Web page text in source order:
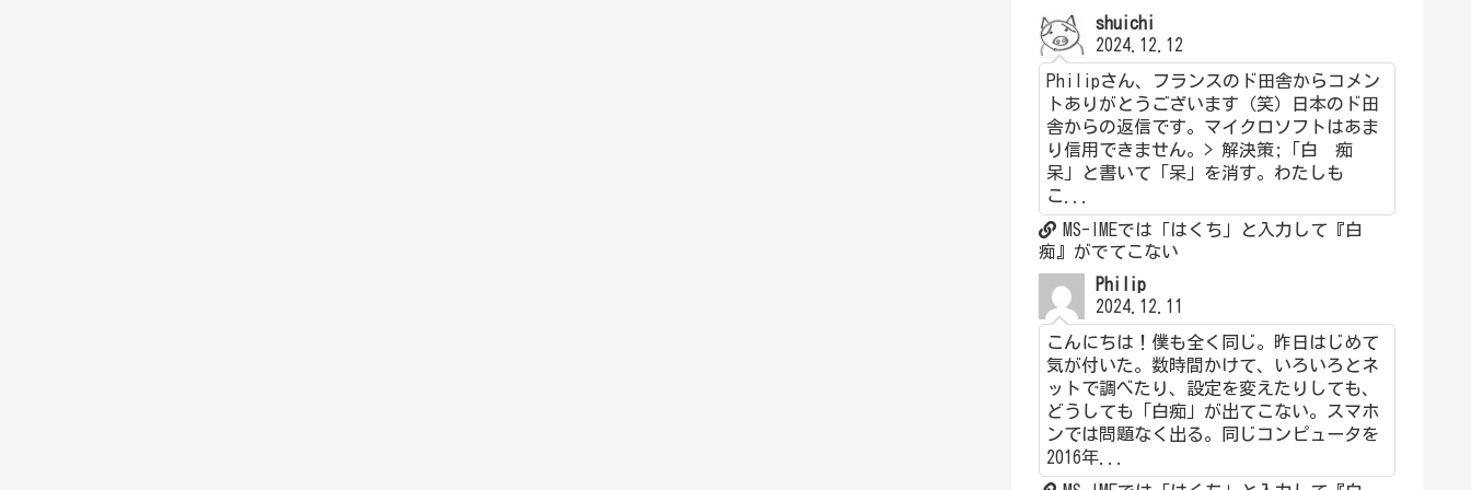
shuichi
2024.12.12
Philipさん、フランスのド田舎からコメン
トありがとうございます（笑）日本のド田
舎からの返信です。マイクロソフトはあま
り信用できません。> 解決策;「白 痴
呆」と書いて「呆」を消す。わたしも
こ...
MS-IMEでは「はくち」と入力して『白
痴』がでてこない
Philip
2024.12.11
こんにちは！僕も全く同じ。昨日はじめて
気が付いた。数時間かけて、いろいろとネ
ットで調べたり、設定を変えたりしても、
どうしても「白痴」が出てこない。スマホ
ンでは問題なく出る。同じコンピュータを
2016年...